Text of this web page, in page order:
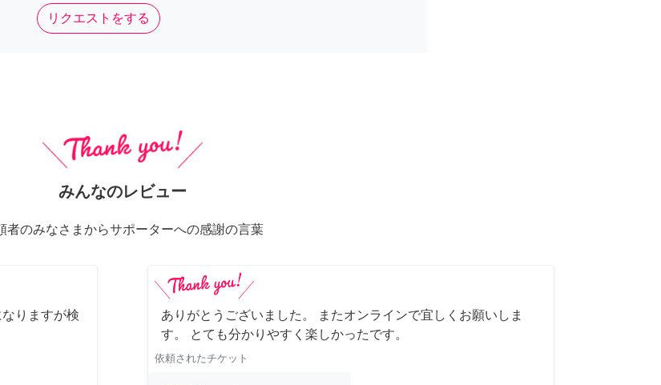
リクエストをする
みんなのレビュー
者のみなさまからサポーターへの感謝の言葉
りますが検
ありがとうございました。 またオンラインで宜しくお願いしま
す。 とても分かりやすく楽しかったです。
依頼されたチケット